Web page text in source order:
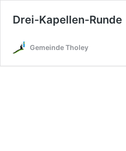
Drei-Kapellen-Runde
Gemeinde Tholey